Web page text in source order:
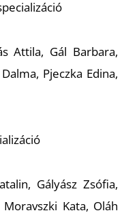
Attila, Gál Barbara,
Pjeczka Edina,
Gályász Zsófia,
Kata, Oláh